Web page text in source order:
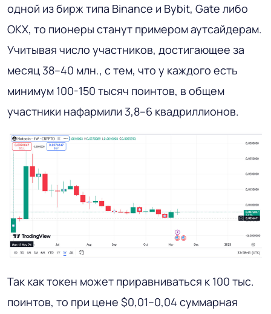
одной из бирж типа Binance и Bybit, Gate либо
OKX, то пионеры станут примером аутсайдерам.
Учитывая число участников, достигающее за
месяц 38–40 млн., с тем, что у каждого есть
минимум 100-150 тысяч поинтов, в общем
участники нафармили 3,8–6 квадриллионов.
Так как токен может приравниваться к 100 тыс.
поинтов, то при цене $0,01–0,04 суммарная